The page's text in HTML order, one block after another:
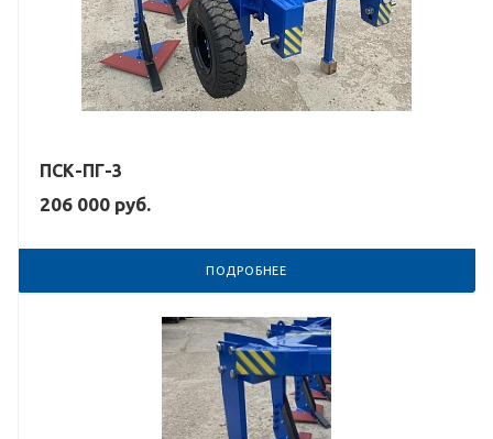
ПСК-ПГ-3
206 000 руб.
ПОДРОБНЕЕ